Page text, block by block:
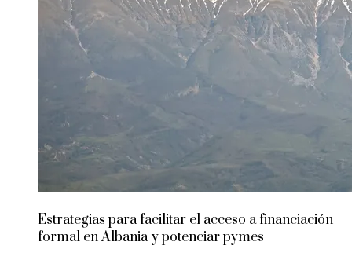
Estrategias para facilitar el acceso a financiación
formal en Albania y potenciar pymes